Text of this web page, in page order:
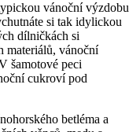
vánoční výzdobu
si tak idylickou
dílničkách si
materiálů, vánoční
šamotové peci
cukroví pod
betléma a